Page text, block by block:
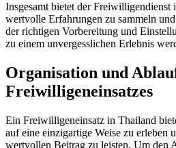
Insgesamt bietet der
wertvolle Erfahrungen zu sammeln
der richtigen Vorbereitung und
zu einem unvergesslichen Erlebnis
Organisation und
Freiwilligeneinsatzes
Ein Freiwilligeneinsatz in Thailand
auf eine einzigartige Weise zu erleben
wertvollen Beitrag zu leisten. Um den